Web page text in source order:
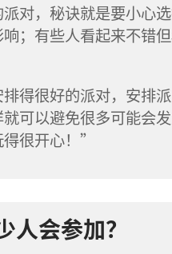
对，秘诀就是要小心
；有些人看起来不错
得很好的派对，安排
可以避免很多可能会
很开心！”
人会参加？